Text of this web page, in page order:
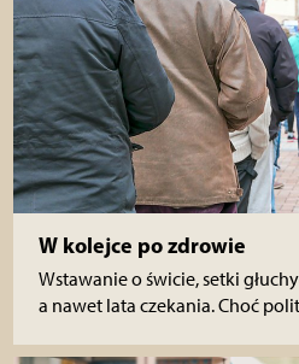
W kolejce po zdrowie
Wstawanie o świcie, setki
a nawet lata czekania. Choć